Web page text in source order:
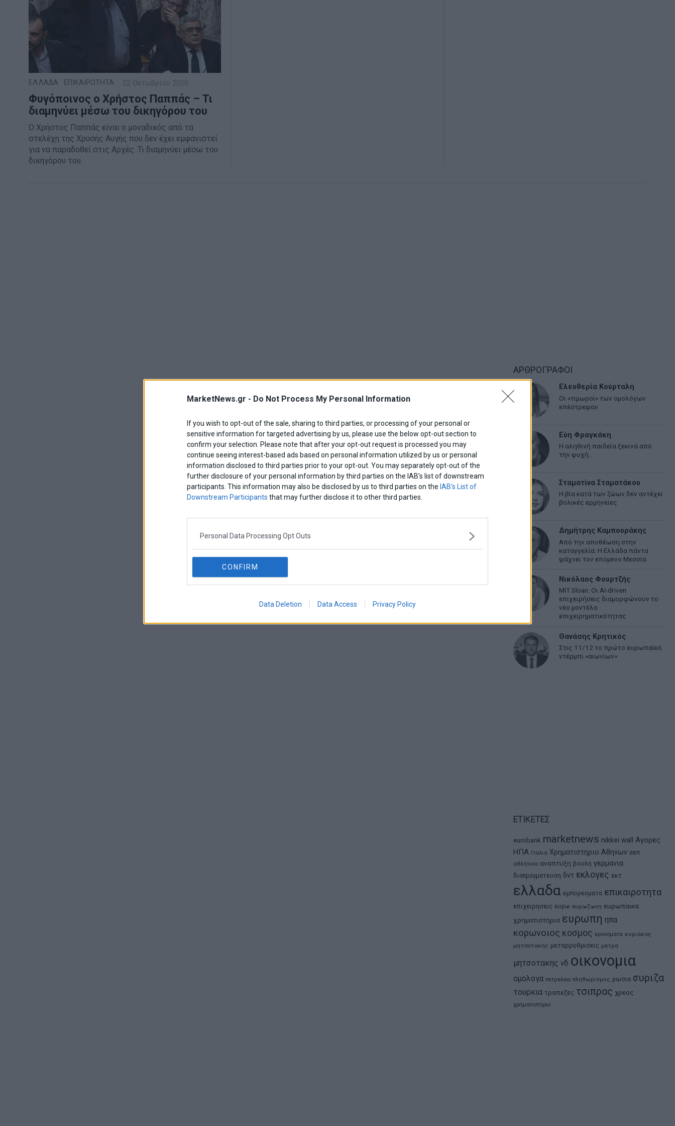
MarketNews.gr - Do Not Process My Personal Information
If you wish to opt-out of the sale, sharing to third parties, or processing of your personal or
sensitive information for targeted advertising by us, please use the below opt-out section to
confirm your selection. Please note that after your opt-out request is processed you may
continue seeing interest-based ads based on personal information utilized by us or personal
information disclosed to third parties prior to your opt-out. You may separately opt-out of the
further disclosure of your personal information by third parties on the IAB’s list of downstream
participants. This information may also be disclosed by us to third parties on the IAB’s List of
Downstream Participants that may further disclose it to other third parties.
Personal Data Processing Opt Outs
CONFIRM
Data Deletion Data Access Privacy Policy
ΕΛΛΑΔΑ ΕΠΙΚΑΙΡΟΤΗΤΑ 22 Οκτωβρίου 2020
Φυγόποινος ο Χρήστος Παππάς – Τι
διαμηνύει μέσω του δικηγόρου του
Ο Χρήστος Παππάς είναι ο μοναδικός από τα
στελέχη της Χρυσής Αυγής που δεν έχει εμφανιστεί
για να παραδοθεί στις Αρχές. Τι διαμηνύει μέσω του
δικηγόρου του.
ΑΡΘΡΟΓΡΑΦΟΙ
Ελευθερία Κούρταλη
Οι «τιμωροί» των ομολόγων
επέστρεψαν
Εύη Φραγκάκη
Η αληθινή παιδεία ξεκινά από
την ψυχή…
Σταματίνα Σταματάκου
Η βία κατά των ζώων δεν αντέχει
βολικές ερμηνείες
Δημήτρης Καμπουράκης
Από την αποθέωση στην
καταγγελία: Η Ελλάδα πάντα
ψάχνει τον επόμενο Μεσσία
Νικόλαος Φουρτζής
MIT Sloan: Οι AI-driven
επιχειρήσεις διαμορφώνουν το
νέο μοντέλο
επιχειρηματικότητας
Θανάσης Κρητικός
Στις 11/12 το πρώτο ευρωπαϊκό
ντέρμπι «αιωνίων»
ΕΤΙΚΕΤΕΣ
eurobank marketnews nikkei wall
Αγορες
ΗΠΑ Ιταλια Χρηματιστηριο Αθηνων αεπ
αθλητικα αναπτυξη βουλη γερμανια
διαπραγματευση δντ εκλογες εκτ
ελλαδα εμπορευματα επικαιροτητα
επιχειρησεις ευρω ευρωζωνη ευρωπαικα
χρηματιστηρια ευρωπη ηπα
κορωνοιος κοσμος κρουσματα κυριακος
μητσοτακης μεταρρυθμισεις μετρα
μητσοτακης νδ οικονομια
ομολογα πετρελαιο πληθωρισμος ρωσια συριζα
τουρκια τραπεζες τσιπρας χρεος
χρηματιστηριο